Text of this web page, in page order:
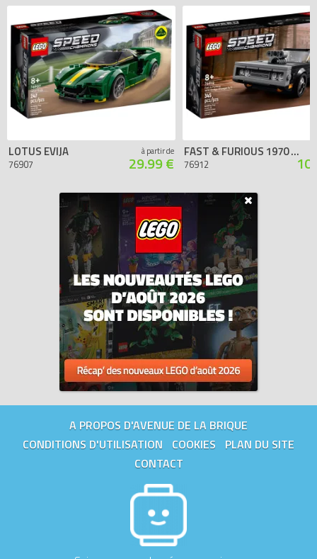
LOTUS EVIJA
76907
à partir de
29.99 €
FAST & FURIOUS 1970 DODGE CHARGER R/T
76912
A PROPOS D'AVENUE DE LA BRIQUE
CONDITIONS D'UTILISATION
COOKIES
PLAN DU SITE
CONTACT